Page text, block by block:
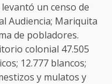
levantó un censo de
Audiencia; Mariquita
de pobladores.
colonial 47.505
12.777 blancos;
y mulatos y